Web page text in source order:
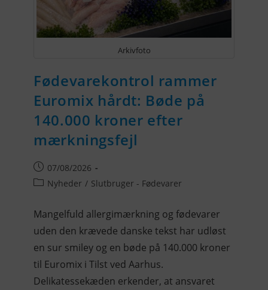
Arkivfoto
Fødevarekontrol rammer
Euromix hårdt: Bøde på
140.000 kroner efter
mærkningsfejl
07/08/2026
Nyheder / Slutbruger - Fødevarer
Mangelfuld allergimærkning og fødevarer
uden den krævede danske tekst har udløst
en sur smiley og en bøde på 140.000 kroner
til Euromix i Tilst ved Aarhus.
Delikatessekæden erkender, at ansvaret